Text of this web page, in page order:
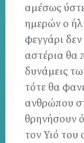
αμέσως
ημερών ο
φεγγάρι
αστέρια θα
δυνάμεις
τότε θα
ανθρώπου
θρηνήσουν
τον Υιό